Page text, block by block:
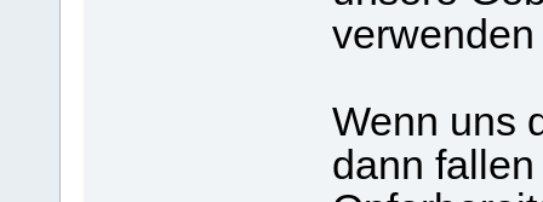
Wenn uns
dann